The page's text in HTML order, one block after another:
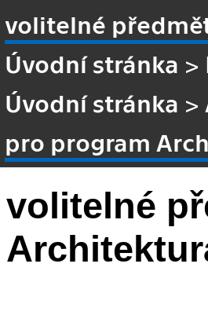
volitelné
Úvodní stránka >
Úvodní stránka >
pro program
volitelné